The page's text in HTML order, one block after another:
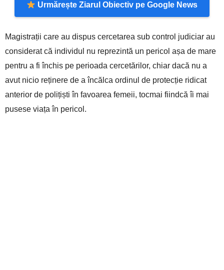
Urmărește Ziarul Obiectiv pe Google News
Magistrații care au dispus cercetarea sub control judiciar au
considerat că individul nu reprezintă un pericol așa de mare
pentru a fi închis pe perioada cercetărilor, chiar dacă nu a
avut nicio reținere de a încălca ordinul de protecție ridicat
anterior de polițiști în favoarea femeii, tocmai fiindcă îi mai
pusese viața în pericol.